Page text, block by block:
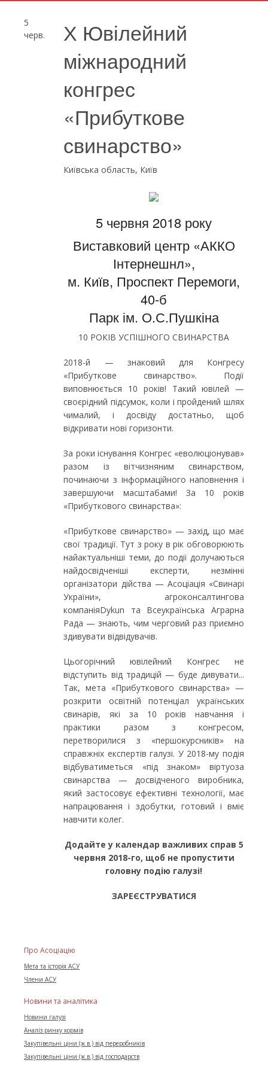
5
черв.
Х Ювілейний
міжнародний
конгрес
«Прибуткове
свинарство»
Київська область, Київ
5 червня 2018 року
Виставковий центр «АККО
Інтернешнл»,
м. Київ, Проспект Перемоги,
40-б
Парк ім. О.С.Пушкіна
10 РОКІВ УСПІШНОГО СВИНАРСТВА
2018-й — знаковий для Конгресу
«Прибуткове свинарство». Події
виповнюється 10 років! Такий ювілей —
своєрідний підсумок, коли і пройдений шлях
чималий, і досвіду достатньо, щоб
відкривати нові горизонти.
За роки існування Конгрес «еволюціонував»
разом із вітчизняним свинарством,
починаючи з інформаційного наповнення і
завершуючи масштабами! За 10 років
«Прибуткового свинарства»:
«Прибуткове свинарство» — захід, що має
свої традиції. Тут з року в рік обговорюють
найактуальніші теми, до події долучаються
найдосвідченіші експерти, незмінні
організатори дійства — Асоціація «Свинарі
України», агроконсалтингова
компаніяDykun та Всеукраїнська Аграрна
Рада — знають, чим черговий раз приємно
здивувати відвідувачів.
Цьогорічний ювілейний Конгрес не
відступить від традицій — буде дивувати...
Так, мета «Прибуткового свинарства» —
розкрити освітній потенціал українських
свинарів, які за 10 років навчання і
практики разом з конгресом,
перетворилися з «першокурсників» на
справжніх експертів галузі. У 2018-му подія
відбуватиметься «під знаком» віртуоза
свинарства — досвідченого виробника,
який застосовує ефективні технології, має
напрацювання і здобутки, готовий і вміє
навчити колег.
Додайте у календар важливих справ 5
червня 2018-го, щоб не пропустити
головну подію галузі!
ЗАРЕЄСТРУВАТИСЯ
Про Асоціацію
Мета та історія АСУ
Члени АСУ
Новини та аналітика
Новини галузі
Аналіз ринку кормів
Закупівельні ціни (ж.в.) від переробників
Закупівельні ціни (ж.в.) від господарств